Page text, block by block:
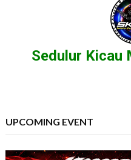
Sedulur Kicau
UPCOMING EVENT